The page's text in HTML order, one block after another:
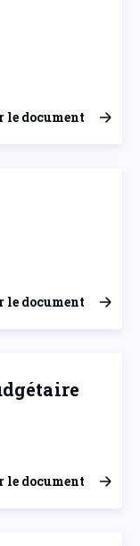
le document
le document
le document